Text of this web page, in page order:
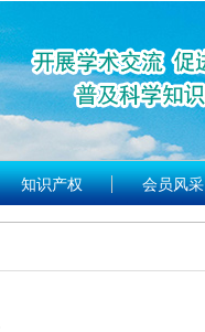
知识产权 会员风采